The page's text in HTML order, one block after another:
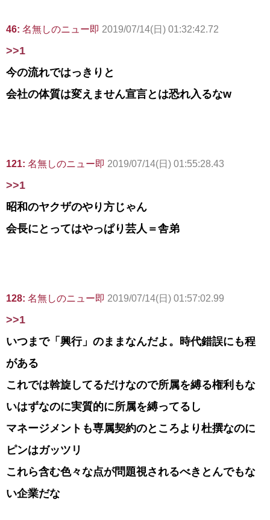
46: 名無しのニュー即 2019/07/14(日) 01:32:42.72
>>1
今の流れではっきりと
会社の体質は変えません宣言とは恐れ入るなw
121: 名無しのニュー即 2019/07/14(日) 01:55:28.43
>>1
昭和のヤクザのやり方じゃん
会長にとってはやっぱり芸人＝舎弟
128: 名無しのニュー即 2019/07/14(日) 01:57:02.99
>>1
いつまで「興行」のままなんだよ。時代錯誤にも程
がある
これでは斡旋してるだけなので所属を縛る権利もな
いはずなのに実質的に所属を縛ってるし
マネージメントも専属契約のところより杜撰なのに
ピンはガッツリ
これら含む色々な点が問題視されるべきとんでもな
い企業だな